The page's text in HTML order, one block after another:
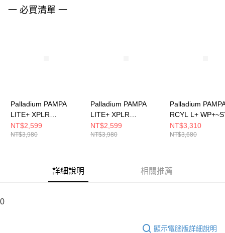
４．使用「AFTEE先享後付」時，將依據個別帳號之用戶狀況，依本公司即
一 必買清單 一
Palladium PAMPA
LITE+ XPLR
WP+~BLACK 男女 休
閒鞋 74383008
NT$2,599
NT$3,980
Palladium PAMPA
LITE+ XPLR
WP+~NATURAL
GREY 男女 休閒鞋
NT$2,599
NT$3,980
Palladium
RCYL L+
WHITE 男女 休
78848116
NT$3,310
NT$3,680
詳細說明 相關推薦
0
顯示電腦版詳細說明